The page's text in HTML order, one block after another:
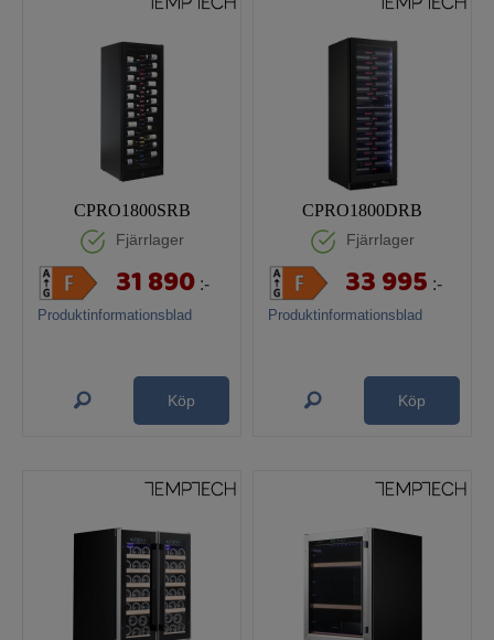
CPRO1800SRB
Fjärrlager
Produktinformationsblad
31 890 :-
Köp
CPRO1800DRB
Fjärrlager
Produktinformationsblad
33 995 :-
Köp